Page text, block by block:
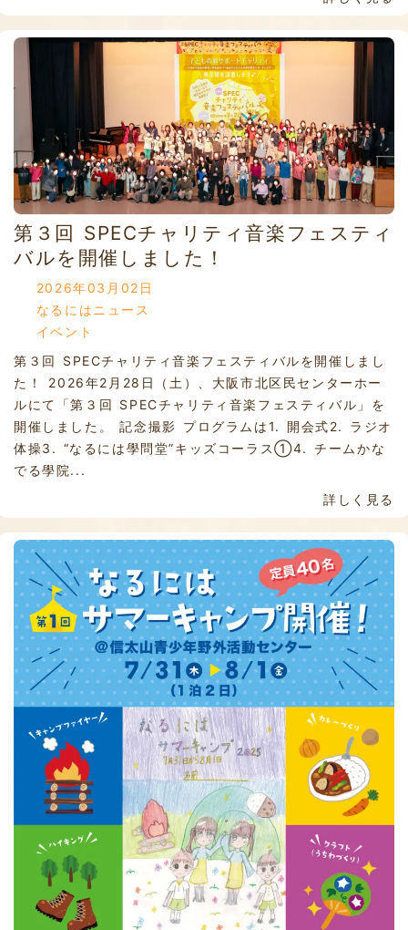
第３回 SPECチャリティ音楽フェスティ
バルを開催しました！
2026年03月02日
なるにはニュース
イベント
第３回 SPECチャリティ音楽フェスティバルを開催しまし
た！ 2026年2月28日（土）、大阪市北区民センターホー
ルにて「第３回 SPECチャリティ音楽フェスティバル」を
開催しました。 記念撮影 プログラムは1. 開会式2. ラジオ
体操3. “なるには學問堂”キッズコーラス①4. チームかな
でる學院...
詳しく見る